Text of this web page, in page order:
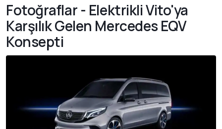
Fotoğraflar - Elektrikli Vito'ya
Karşılık Gelen Mercedes EQV
Konsepti